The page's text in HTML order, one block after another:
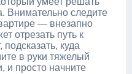
Внимательно следите
— внезапно
отрезать путь к
куда
в руки тяжелый
и просто начните